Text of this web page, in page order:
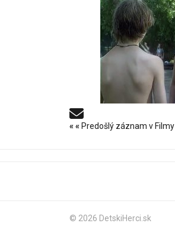
«« Predošlý záznam v
© 2026 DetskiHerci.sk